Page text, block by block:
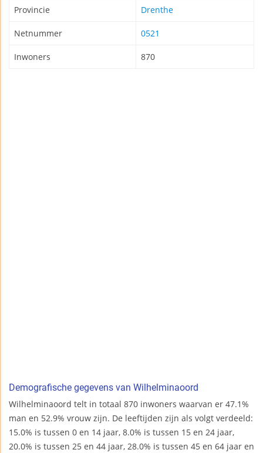
Provincie Drenthe
Netnummer 0521
Inwoners 870
Demografische gegevens van Wilhelminaoord
Wilhelminaoord telt in totaal 870 inwoners waarvan er 47.1%
man en 52.9% vrouw zijn. De leeftijden zijn als volgt verdeeld:
15.0% is tussen 0 en 14 jaar, 8.0% is tussen 15 en 24 jaar,
20.0% is tussen 25 en 44 jaar, 28.0% is tussen 45 en 64 jaar en